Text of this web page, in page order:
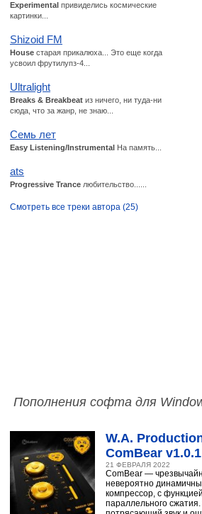
Experimental привиделись космические
картинки...
Shizoid FM
House старая прикалюха... Это еще когда
усвоил фрутилупз-4...
Ultralight
Breaks & Breakbeat из ничего, ни туда-ни
сюда, что за жанр, не знаю...
Семь лет
Easy Listening/Instrumental На память...
ats
Progressive Trance любительство......
Смотреть все треки автора (25)
Пополнения софта для
W.A.
ComBear v1.0.1
21 ФЕВРАЛЯ 2022
ComBear —
невероятно
компрессор, с функцией
параллельного